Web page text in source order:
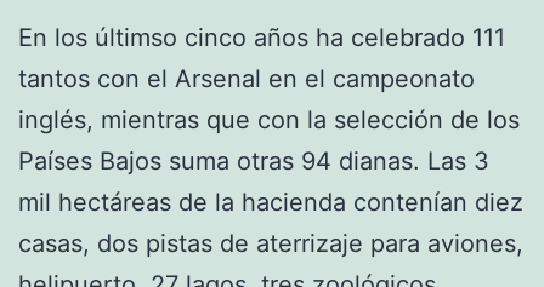
En los últimso cinco años ha celebrado 111
tantos con el Arsenal en el campeonato
inglés, mientras que con la selección de los
Países Bajos suma otras 94 dianas. Las 3
mil hectáreas de la hacienda contenían diez
casas, dos pistas de aterrizaje para aviones,